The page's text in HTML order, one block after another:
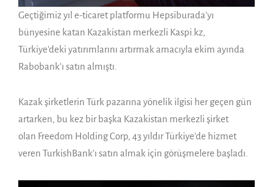
Geçtiğimiz yıl e-ticaret platformu Hepsiburada’yı
bünyesine katan Kazakistan merkezli Kaspi.kz,
Türkiye’deki yatırımlarını artırmak amacıyla ekim ayında
Rabobank’ı satın almıştı.
Kazak şirketlerin Türk pazarına yönelik ilgisi her geçen gün
artarken, bu kez bir başka Kazakistan merkezli şirket
olan Freedom Holding Corp, 43 yıldır Türkiye’de hizmet
veren TurkishBank’ı satın almak için görüşmelere başladı.